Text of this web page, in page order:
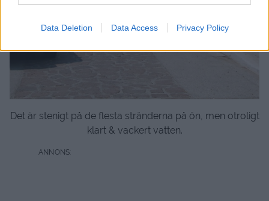
Data Deletion Data Access Privacy Policy
Det är stenigt på de flesta stränderna på ön, men otroligt
klart & vackert vatten.